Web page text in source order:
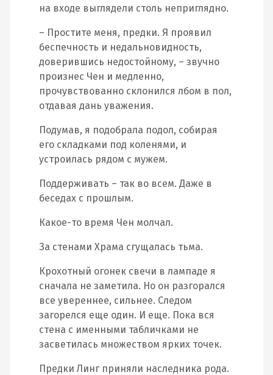
на входе выглядели столь неприглядно.
– Простите меня, предки. Я проявил
беспечность и недальновидность,
доверившись недостойному, – звучно
произнес Чен и медленно,
прочувствованно склонился лбом в пол,
отдавая дань уважения.
Подумав, я подобрала подол, собирая
его складками под коленями, и
устроилась рядом с мужем.
Поддерживать – так во всем. Даже в
беседах с прошлым.
Какое-то время Чен молчал.
За стенами Храма сгущалась тьма.
Крохотный огонек свечи в лампаде я
сначала не заметила. Но он разгорался
все увереннее, сильнее. Следом
загорелся еще один. И еще. Пока вся
стена с именными табличками не
засветилась множеством ярких точек.
Предки Линг приняли наследника рода.